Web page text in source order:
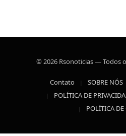
© 2026 Rsonoticias — Todos
Contato SOBRE NÓS
POLÍTICA DE
POLÍTICA DE